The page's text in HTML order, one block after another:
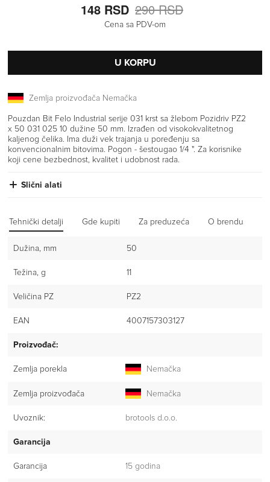
148 RSD 290 RSD
Cena sa PDV-om
U KORPU
Zemlja proizvođača Nemačka
Pouzdan Bit Felo Industrial serije 031 krst sa žlebom Pozidriv PZ2
x 50 031 025 10 dužine 50 mm. Izrađen od visokokvalitetnog
kaljenog čelika. Ima duži vek trajanja u poređenju sa
konvencionalnim bitovima. Pogon - šestougao 1/4 ". Za korisnike
koji cene bezbednost, kvalitet i udobnost rada.
Slični alati
Tehnički detalji Gde kupiti Za preduzeća O brendu
Dužina, mm 50
Težina, g 11
Veličina PZ PZ2
EAN 4007157303127
Proizvođač:
Zemlja porekla Nemačka
Zemlja proizvođača Nemačka
Uvoznik: brotools d.o.o.
Garancija
Garancija 15 godina